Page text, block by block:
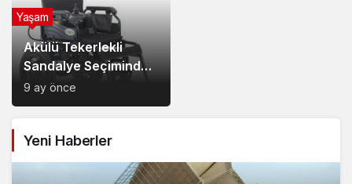
Akülü Tekerlekli
Sandalye Seçiminde
Dikkat Edilecek
Noktalar: Konfor,
Model Tercihi
9 ay önce
Yaşam
Yeni Haberler